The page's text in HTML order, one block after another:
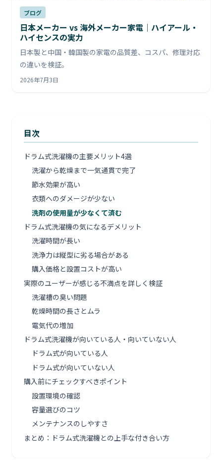
ブログ
日本メーカー vs 海外メーカー家電｜ハイアール・
ハイセンスの実力
日本製と中国・韓国製の家電の品質差、コスパ、修理対応
の違いを検証。
2026年7月3日
目次
ドラム式洗濯機の主要メリット4選
洗濯から乾燥まで一気通貫で完了
節水効果が高い
衣類へのダメージが少ない
洗剤の使用量が少なくて済む
ドラム式洗濯機の気になるデメリット
洗濯時間が長い
洗浄力は縦型に劣る場合がある
購入価格と設置コストが高い
実際のユーザーが感じる不満点を詳しく検証
洗濯槽の臭い問題
乾燥時間の長さとムラ
電気代の増加
ドラム式洗濯機が向いている人・向いていない人
ドラム式が向いている人
ドラム式が向いていない人
購入前にチェックすべきポイント
設置環境の確認
容量選びのコツ
メンテナンスのしやすさ
まとめ：ドラム式洗濯機との上手な付き合い方